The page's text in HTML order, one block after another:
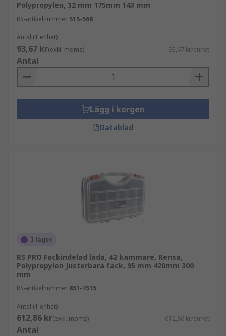
Polypropylen, 32 mm 175mm 143 mm
RS-artikelnummer 515-568
Antal (1 enhet)
93,67 kr(exkl. moms) 93,67 kr/enhet
Antal
Lägg i korgen
Datablad
I lager
RS PRO Fackindelad låda, 42 kammare, Rensa,
Polypropylen Justerbara fack, 95 mm 420mm 300
mm
RS-artikelnummer 851-7515
Antal (1 enhet)
612,86 kr(exkl. moms) 612,86 kr/enhet
Antal